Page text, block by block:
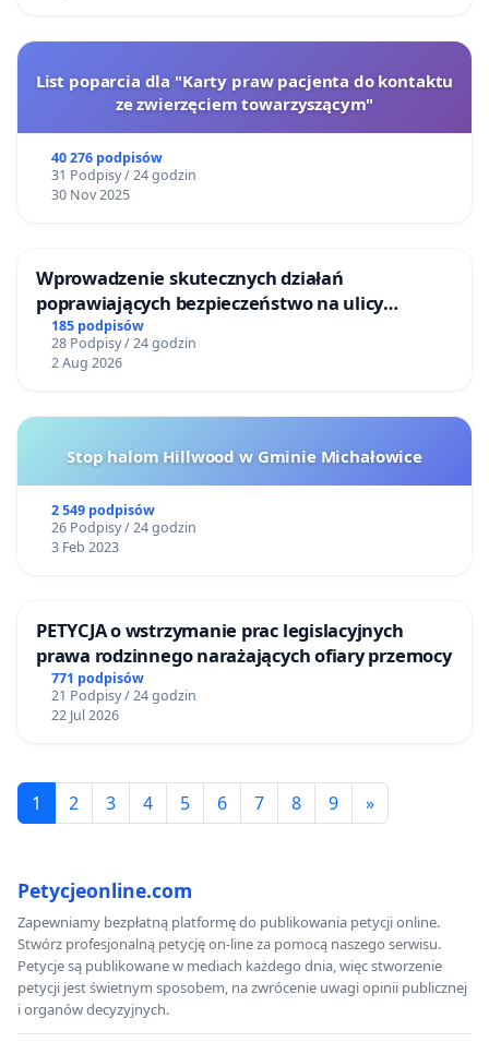
List poparcia dla "Karty praw pacjenta do kontaktu
ze zwierzęciem towarzyszącym"
40 276 podpisów
31 Podpisy / 24 godzin
30 Nov 2025
Wprowadzenie skutecznych działań
poprawiających bezpieczeństwo na ulicy
Żeromskiego w Otwocku
185 podpisów
28 Podpisy / 24 godzin
2 Aug 2026
Stop halom Hillwood w Gminie Michałowice
2 549 podpisów
26 Podpisy / 24 godzin
3 Feb 2023
PETYCJA o wstrzymanie prac legislacyjnych
prawa rodzinnego narażających ofiary przemocy
771 podpisów
21 Podpisy / 24 godzin
22 Jul 2026
1 2 3 4 5 6 7 8 9 »
Petycjeonline.com
Zapewniamy bezpłatną platformę do publikowania petycji online.
Stwórz profesjonalną petycję on-line za pomocą naszego serwisu.
Petycje są publikowane w mediach każdego dnia, więc stworzenie
petycji jest świetnym sposobem, na zwrócenie uwagi opinii publicznej
i organów decyzyjnych.